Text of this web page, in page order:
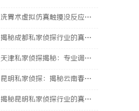
洗胃术虚拟仿真触摸没反应、画面卡顿？立方幻境破解难题
揭秘成都私家侦探行业的真实面貌与专业服务
天津私家侦探揭秘：专业调查服务与行业现状详细解析
昆明私家侦探：揭秘云南春城中的隐秘调查力量
揭秘昆明私家侦探行业的真实面貌与服务价值